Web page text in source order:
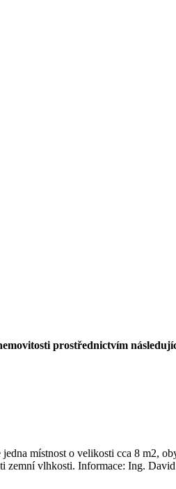
prostřednictvím
místnost o velikosti cca 8 m2,
vlhkosti. Informace: Ing.